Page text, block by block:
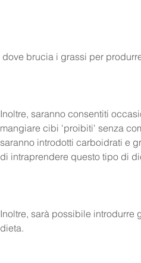
dove brucia i grassi per
Inoltre, saranno consentiti
mangiare cibi 'proibiti' senza
saranno introdotti carboidrati e
di intraprendere questo tipo di
Inoltre, sarà possibile introdurre
dieta.